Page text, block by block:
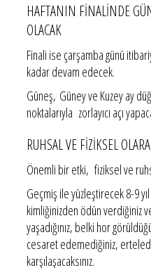
HAFTANIN FİNALİNDE
OLACAK
Finali ise çarşamba günü
kadar devam edecek.
Güneş, Güney ve Kuzey ay
noktalarıyla zorlayıcı açı
RUHSAL VE FİZİKSEL
Önemli bir etki, fiziksel ve
Geçmiş ile yüzleştirecek 8-9 yıl
kimliğinizden ödün verdiğiniz
yaşadığınız, belki hor
cesaret edemediğiniz,
karşılaşacaksınız.